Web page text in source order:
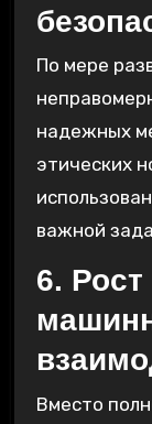
По мере
надежных
этических
важной
6.
Вместо